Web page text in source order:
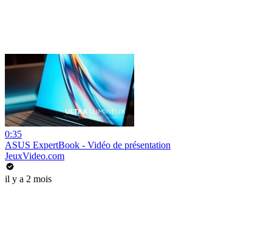
0:35
ASUS ExpertBook - Vidéo de présentation
JeuxVideo.com
il y a 2 mois